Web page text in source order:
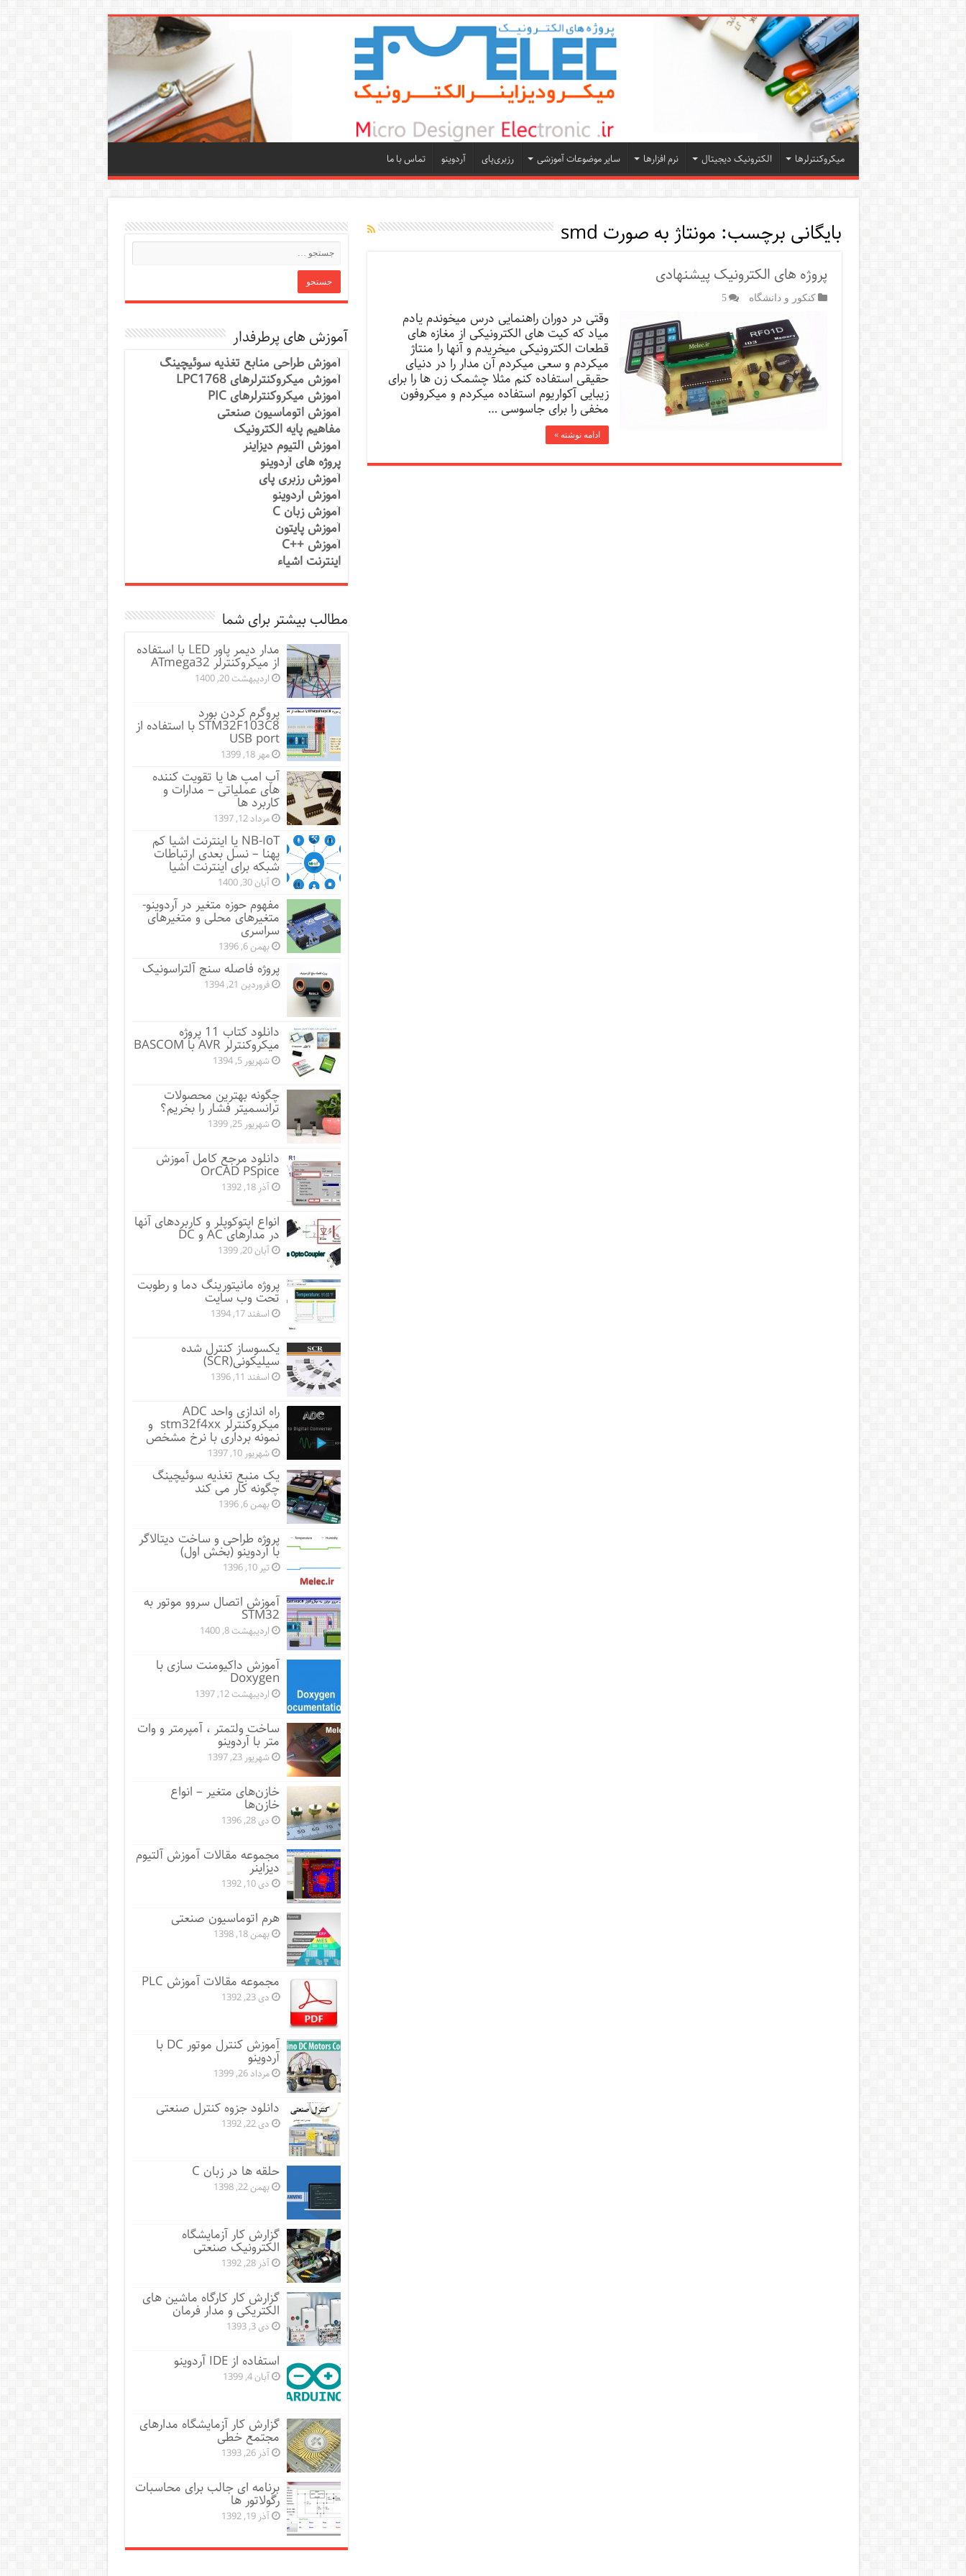
میکروکنترلرها الکترونیک دیجیتال نرم افزارها سایر موضوعات آموزشی رزبری‌پای آردوینو تماس با ما
بایگانی برچسب: مونتاژ به صورت smd
پروژه های الکترونیک پیشنهادی
کنکور و دانشگاه 5
وقتی در دوران راهنمایی درس میخوندم یادم
میاد که کیت های الکترونیکی از مغازه های
قطعات الکترونیکی میخریدم و آنها را منتاژ
میکردم و سعی میکردم آن مدار را در دنیای
حقیقی استفاده کنم مثلا چشمک زن ها را برای
زیبایی آکواریوم استفاده میکردم و میکروفون
مخفی را برای جاسوسی …
ادامه نوشته »
آموزش های پرطرفدار
آموزش طراحی منابع تغذیه سوئیچینگ
آموزش میکروکنترلرهای LPC1768
آموزش میکروکنترلرهای PIC
آموزش اتوماسیون صنعتی
مفاهیم پایه الکترونیک
آموزش آلتیوم دیزاینر
پروژه های آردوینو
آموزش رزبری پای
آموزش آردوینو
آموزش زبان C
آموزش پایتون
آموزش ++C
اینترنت اشیاء
مطالب بیشتر برای شما
مدار دیمر پاور LED با استفاده
از میکروکنترلر ATmega32
اردیبهشت 20, 1400
پروگرم کردن بورد
STM32F103C8 با استفاده از
USB port
مهر 18, 1399
آپ امپ ها یا تقویت کننده
های عملیاتی – مدارات و
کاربرد ها
مرداد 12, 1397
NB-IoT یا اینترنت اشیا کم
پهنا – نسل بعدی ارتباطات
شبکه برای اینترنت اشیا
آبان 30, 1400
مفهوم حوزه متغیر در آردوینو-
متغیرهای محلی و متغیرهای
سراسری
بهمن 6, 1396
پروژه فاصله سنج آلتراسونیک
فروردین 21, 1394
دانلود کتاب 11 پروژه
میکروکنترلر AVR با BASCOM
شهریور 5, 1394
چگونه بهترین محصولات
ترانسمیتر فشار را بخریم؟
شهریور 25, 1399
دانلود مرجع کامل آموزش
OrCAD PSpice
آذر 18, 1392
انواع اپتوکوپلر و کاربردهای آنها
در مدارهای AC و DC
آبان 20, 1399
پروژه مانيتورينگ دما و رطوبت
تحت وب سایت
اسفند 17, 1394
یکسوساز کنترل شده
سیلیکونی(SCR)
اسفند 11, 1396
راه اندازی واحد ADC
میکروکنترلر stm32f4xx و
نمونه برداری با نرخ مشخص
شهریور 10, 1397
یک منبع تغذیه سوئیچینگ
چگونه کار می کند
بهمن 6, 1396
پروژه طراحی و ساخت دیتالاگر
با آردوینو (بخش اول)
تیر 10, 1396
آموزش اتصال سروو موتور به
STM32
اردیبهشت 8, 1400
آموزش داکیومنت سازی با
Doxygen
اردیبهشت 12, 1397
ساخت ولتمتر ، آمپرمتر و وات
متر با آردوینو
شهریور 23, 1397
خازن‌های متغیر – انواع
خازن‌ها
دی 28, 1396
مجموعه مقالات آموزش آلتیوم
دیزاینر
دی 10, 1392
هرم اتوماسیون صنعتی
بهمن 18, 1398
مجموعه مقالات آموزش PLC
دی 23, 1392
آموزش کنترل موتور DC با
آردوینو
مرداد 26, 1399
دانلود جزوه کنترل صنعتی
دی 22, 1392
حلقه ها در زبان C
بهمن 22, 1398
گزارش کار آزمایشگاه
الکترونیک صنعتی
آذر 28, 1392
گزارش کار کارگاه ماشین های
الکتریکی و مدار فرمان
دی 3, 1393
استفاده از IDE آردوینو
آبان 4, 1399
گزارش کار آزمایشگاه مدارهای
مجتمع خطی
آذر 26, 1393
برنامه ای جالب برای محاسبات
رگولاتور ها
آذر 19, 1392